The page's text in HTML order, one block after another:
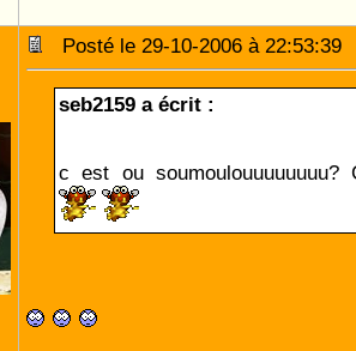
Posté le 29-10-2006 à
seb2159 a écrit :
c est ou